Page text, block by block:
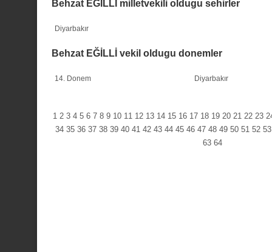
Behzat EĞİLLİ milletvekili oldugu sehirler
Diyarbakır
Behzat EĞİLLİ vekil oldugu donemler
14. Donem Diyarbakır
1 2 3 4 5 6 7 8 9 10 11 12 13 14 15 16 17 18 19 20 21 22 23
34 35 36 37 38 39 40 41 42 43 44 45 46 47 48 49 50 51 52 53
63 64